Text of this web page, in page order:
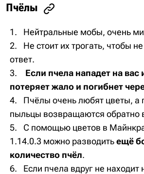
Пчёлы
Нейтральные мобы, очень
Не стоит их трогать, чтобы
ответ.
Если пчела нападет на вас
потеряет жало и погибнет
Пчёлы очень любят цветы, а
пыльцы возвращаются обратно
С помощью цветов в
1.14.0.3 можно разводитьещё
количество пчёл.
Если пчела вдруг не находит